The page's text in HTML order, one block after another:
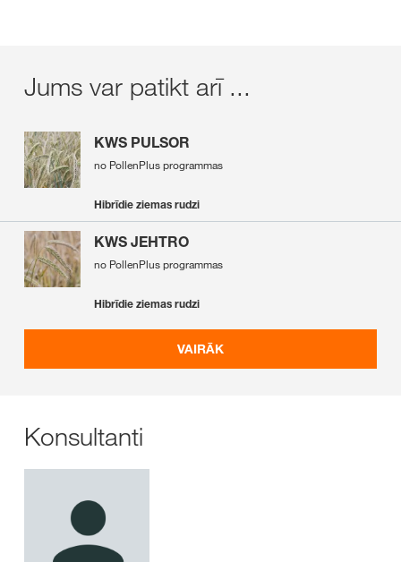
Jums var patikt arī ...
KWS PULSOR
no PollenPlus programmas
Hibrīdie ziemas rudzi
KWS JEHTRO
no PollenPlus programmas
Hibrīdie ziemas rudzi
VAIRĀK
Konsultanti